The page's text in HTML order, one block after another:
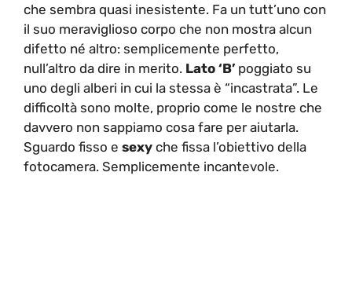
che sembra quasi inesistente. Fa un tutt’uno con
il suo meraviglioso corpo che non mostra alcun
difetto né altro: semplicemente perfetto,
null’altro da dire in merito. Lato ‘B’ poggiato su
uno degli alberi in cui la stessa è “incastrata”. Le
difficoltà sono molte, proprio come le nostre che
davvero non sappiamo cosa fare per aiutarla.
Sguardo fisso e sexy che fissa l’obiettivo della
fotocamera. Semplicemente incantevole.